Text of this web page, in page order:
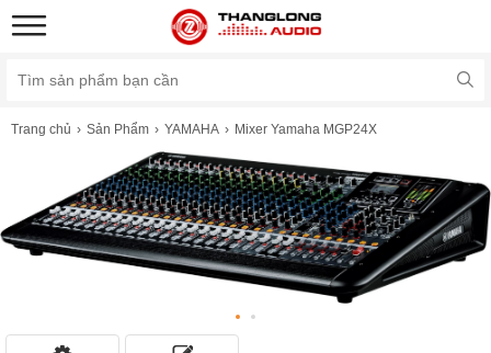
Trang chủ Sản Phẩm YAMAHA Mixer Yamaha MGP24X